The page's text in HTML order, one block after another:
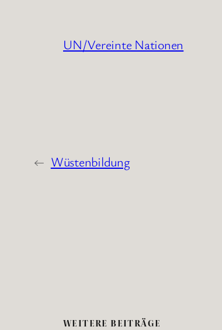
UN/Vereinte Nationen
← Wüstenbildung
WEITERE BEITRÄGE